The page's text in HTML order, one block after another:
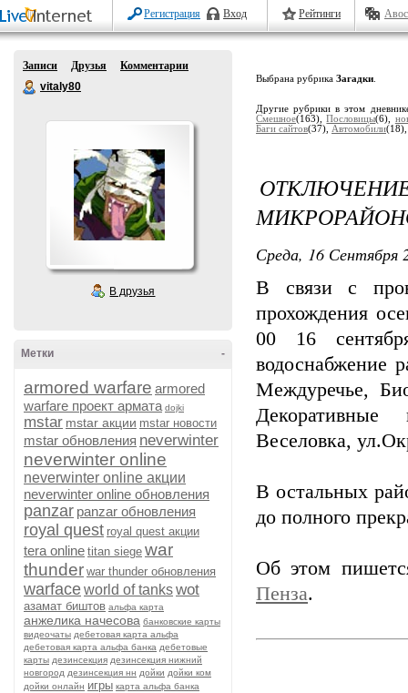
Регистрация Вход Рейтинги
Записи Друзья
Комментарии
vitaly80
В друзья
-
Метки
armored warfare armored
warfare проект армата dojki
mstar mstar акции mstar новости
mstar обновления neverwinter
neverwinter online
neverwinter online акции
neverwinter online обновления
panzar panzar обновления
royal quest royal quest акции
tera online titan siege war
thunder war thunder обновления
warfaceworld of tankswot
азамат биштов альфа карта
анжелика начесова банковские карты
видеочаты дебетовая карта альфа
дебетовая карта альфа банка дебетовые
карты дезинсекция дезинсекция нижний
новгород дезинсекция нн дойки дойки ком
дойки онлайн игры карта альфа банка
Выбрана рубрика Загадки
Другие рубрики в этом
Смешное(163),Пословицы(6),
Баги сайтов(37), Автомобили
Среда, 16 Сентября
В связи с
прохождения
00 16
водоснабжение
Междуречье,
Декоративные
Веселовка,
В остальных
до полного
Об этом
Пенза.